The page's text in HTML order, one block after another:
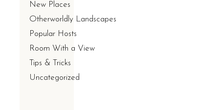
New Places
Otherworldly Landscapes
Popular Hosts
Room With a View
Tips & Tricks
Uncategorized